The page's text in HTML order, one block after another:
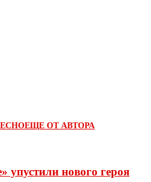
ЕЩЕ ОТ АВТОРА
нового героя